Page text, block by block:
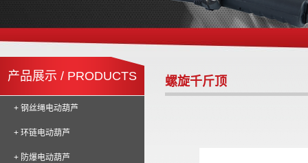
产品展示 / PRODUCTS
+ 钢丝绳电动葫芦
+ 环链电动葫芦
+ 防爆电动葫芦
螺旋千斤顶